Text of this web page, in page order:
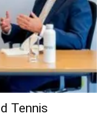
Tennis